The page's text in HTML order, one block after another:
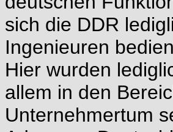
sich die DDR
Ingenieuren
Hier wurden
allem in den
Unternehmertum